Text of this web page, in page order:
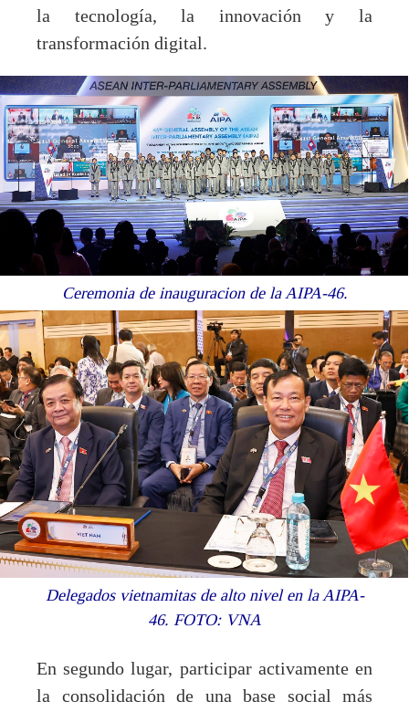
la tecnología, la innovación y la
transformación digital.
Ceremonia de inauguracion de la AIPA-46.
Delegados vietnamitas de alto nivel en la AIPA-
46. FOTO: VNA
En segundo lugar, participar activamente en
la consolidación de una base social más